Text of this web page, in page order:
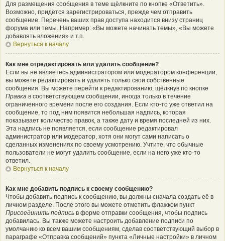
Для размещения сообщения в теме щёлкните по кнопке «Ответить».
Возможно, придётся зарегистрироваться, прежде чем отправить
сообщение. Перечень ваших прав доступа находится внизу страниц
форума или темы. Например: «Вы можете начинать темы», «Вы можете
добавлять вложения» и т.п.
Вернуться к началу
Как мне отредактировать или удалить сообщение?
Если вы не являетесь администратором или модератором конференции,
вы можете редактировать и удалять только свои собственные
сообщения. Вы можете перейти к редактированию, щёлкнув по кнопке
Правка в соответствующем сообщении, иногда только в течение
ограниченного времени после его создания. Если кто-то уже ответил на
сообщение, то под ним появится небольшая надпись, которая
показывает количество правок, а также дату и время последней из них.
Эта надпись не появляется, если сообщение редактировал
администратор или модератор, хотя они могут сами написать о
сделанных изменениях по своему усмотрению. Учтите, что обычные
пользователи не могут удалить сообщение, если на него уже кто-то
ответил.
Вернуться к началу
Как мне добавить подпись к своему сообщению?
Чтобы добавить подпись к сообщению, вы должны сначала создать её в
личном разделе. После этого вы можете отметить флажком пункт
Присоединить подпись в форме отправки сообщения, чтобы подпись
добавилась. Вы также можете настроить добавление подписи по
умолчанию ко всем вашим сообщениям, сделав соответствующий выбор в
параграфе «Отправка сообщений» пункта «Личные настройки» в личном